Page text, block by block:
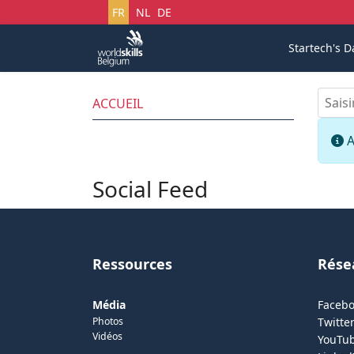
Sélectionnez votre langue
FR NL DE
Startech's
ACCUEIL
Social Feed
Ressources
Média
Photos
Vidéos